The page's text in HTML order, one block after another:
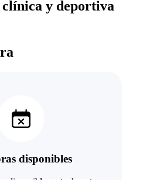
y deportiva
disponibles